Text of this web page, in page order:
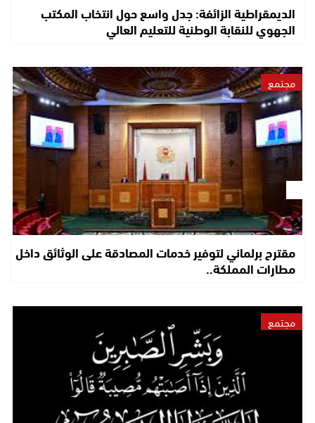
الديمقراطية الزائفة: جدل واسع حول انتخاب المكتب
الجهوي للنقابة الوطنية للتعليم العالي
مجتمع
مقترح برلماني لتوفير خدمات المصادقة على الوثائق داخل
مطارات المملكة..
مجتمع